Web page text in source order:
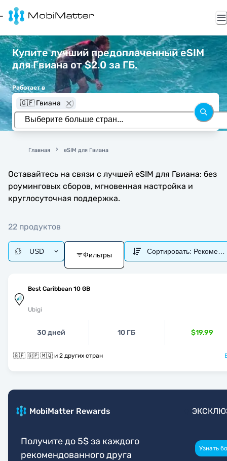
Купите лучший предоплаченный eSIM
для Гвиана от $2.0 за ГБ.
Работает в
🇬🇫 Гвиана
Главная eSIM для Гвиана
Оставайтесь на связи с лучшей eSIM для Гвиана: без
роуминговых сборов, мгновенная настройка и
круглосуточная поддержка.
22 продуктов
USD Фильтры Сортировать:
Best Caribbean 10 GB
Ubigi
30 дней 10 ГБ $19.99
🇬🇫 🇬🇵 🇲🇶 и 2 других стран
MobiMatter Rewards
Получите до 5$ за каждого
рекомендованного друга
Узнать